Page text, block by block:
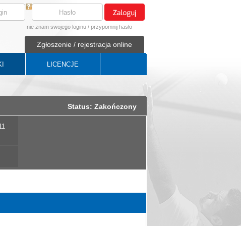
nie znam swojego loginu / przypomnij hasło
Zgłoszenie / rejestracja online
LICENCJE
Status: Zakończony